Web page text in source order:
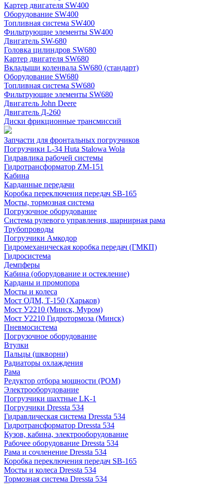
Картер двигателя SW400
Оборудование SW400
Топливная система SW400
Фильтрующие элементы SW400
Двигатель SW-680
Головка цилиндров SW680
Картер двигателя SW680
Вкладыши коленвала SW680 (стандарт)
Оборудование SW680
Топливная система SW680
Фильтрующие элементы SW680
Двигатель John Deere
Двигатель Д-260
Диски фрикционные трансмиссий
Запчасти для фронтальных погрузчиков
Погрузчики L-34 Huta Stalowa Wola
Гидравлика рабочей системы
Гидротрансформатор ZM-151
Кабина
Карданные передачи
Коробка переключения передач SB-165
Мосты, тормозная система
Погрузочное оборудование
Система рулевого управления, шарнирная рама
Трубопроводы
Погрузчики Амкодор
Гидромеханическая коробка передач (ГМКП)
Гидросистема
Демпферы
Кабина (оборудование и остекление)
Карданы и промопора
Мосты и колеса
Мост ОДМ, Т-150 (Харьков)
Мост У2210 (Минск, Муром)
Мост У2210 Гидротормоза (Минск)
Пневмосистема
Погрузочное оборудование
Втулки
Пальцы (шкворни)
Радиаторы охлаждения
Рама
Редуктор отбора мощности (РОМ)
Электрооборудование
Погрузчики шахтные LK-1
Погрузчики Dressta 534
Гидравлическая система Dressta 534
Гидротрансформатор Dressta 534
Кузов, кабина, электрооборудование
Рабочее оборудование Dressta 534
Рама и сочленение Dressta 534
Коробка переключения передач SB-165
Мосты и колеса Dressta 534
Тормозная система Dressta 534